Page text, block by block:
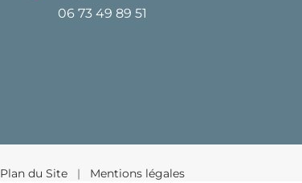
06 73 49 89 51
Plan du Site | Mentions légales